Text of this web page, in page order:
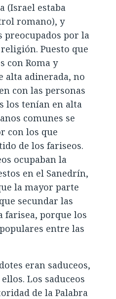
(Israel estaba
romano), y
preocupados por la
Puesto que
con Roma y
alta adinerada, no
con las personas
los tenían en alta
comunes se
con los que
de los fariseos.
ocupaban la
en el Sanedrín,
la mayor parte
secundar las
farisea, porque los
entre las
eran saduceos,
Los saduceos
de la Palabra